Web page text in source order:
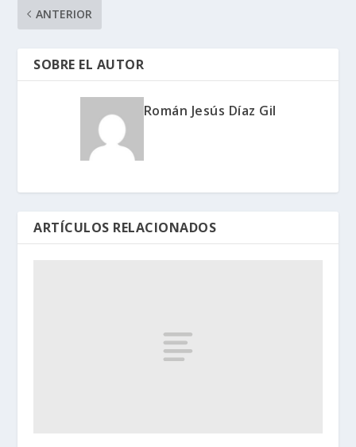
ANTERIOR
SOBRE EL AUTOR
Román Jesús Díaz Gil
ARTÍCULOS RELACIONADOS